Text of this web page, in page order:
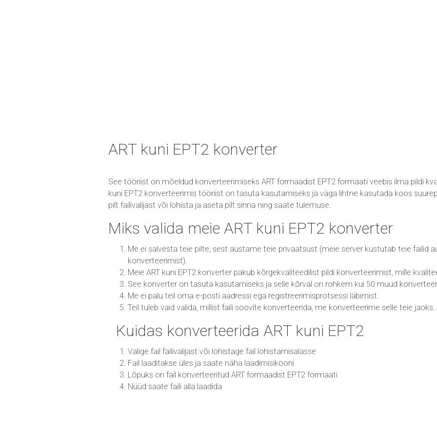
ART kuni EPT2 konverter
See tööriist on mõeldud konverteerimiseks ART formaadist EPT2 formaati veebis ilma pildi
kuni EPT2 konverteerimis tööriist on tasuta kasutamiseks ja väga lihtne kasutada koos
pilt failivalijast või lohista ja aseta pilt sinna ning saate tulemuse.
Miks valida meie ART kuni EPT2 konverter
Me ei salvesta teie pilte, sest austame teie privaatsust (meie server kustutab teie failid
konverteerimist).
Meie ART kuni EPT2 konverter pakub kõrgekvaliteedilist pildi konverteerimist, mille
See konverter on tasuta kasutamiseks ja selle kõrval on rohkem kui 50 muud
Me ei palu teil oma e-posti aadressi ega registreerimisprotsessi läbimist.
Teil tuleb vaid valida, millist faili soovite konverteerida, me konverteerime selle teie jaoks.
Kuidas konverteerida ART kuni EPT2
Valige fail failivalijast või lohistage fail lohistamisalasse
Fail laaditakse üles ja saate näha laadimisikooni
Lõpuks on fail konverteeritud ART formaadist EPT2 formaati
Nüüd saate faili alla laadida